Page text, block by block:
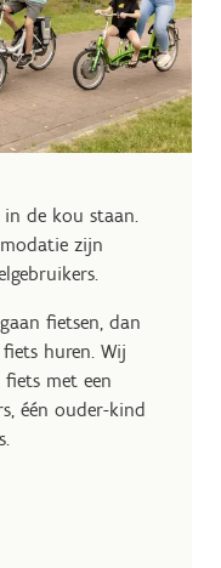
de kou staan.
zijn
fietsen, dan
huren. Wij
fiets met een
één ouder-kind